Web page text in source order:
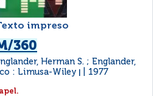
impreso
360
Herman S. ; Englander,
: Limusa-Wiley 1977